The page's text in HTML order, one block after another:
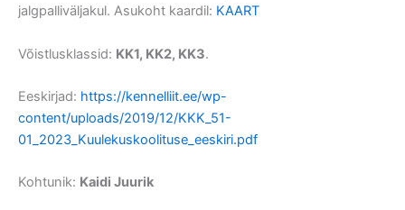
jalgpalliväljakul. Asukoht kaardil: KAART
Võistlusklassid: KK1, KK2, KK3.
Eeskirjad: https://kennelliit.ee/wp-
content/uploads/2019/12/KKK_51-
01_2023_Kuulekuskoolituse_eeskiri.pdf
Kohtunik: Kaidi Juurik